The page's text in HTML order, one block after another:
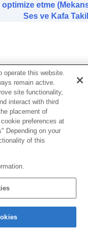
BASS)
Ses Kalitesi
Bluetooth
(Yüksek
aralık
aralık
sesi optimize
)
işlevler
işlevler
etme
Ses ve Kafa
operate this website.
remain active.
site functionality,
interact with third
placement of
preferences at
Depending on your
of this